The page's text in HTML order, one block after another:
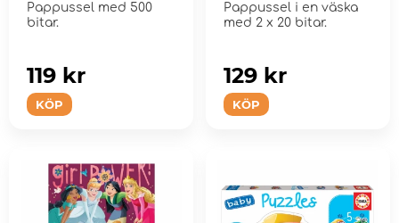
Pappussel med 500
bitar.
KÖP
119 kr
Pappussel i en väska
med 2 x 20 bitar.
KÖP
129 kr